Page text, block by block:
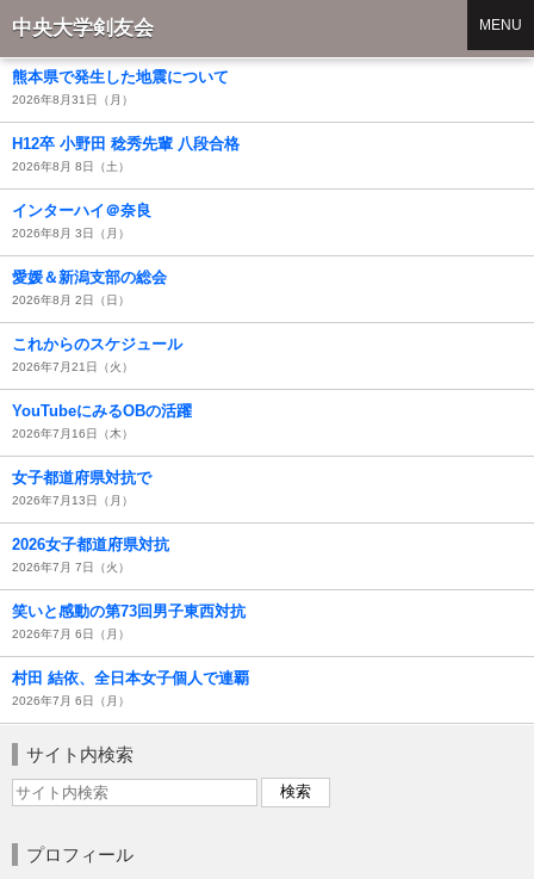
中央大学剣友会 MENU
熊本県で発生した地震について
2026年8月31日（月）
H12卒 小野田 稔秀先輩 八段合格
2026年8月 8日（土）
インターハイ＠奈良
2026年8月 3日（月）
愛媛＆新潟支部の総会
2026年8月 2日（日）
これからのスケジュール
2026年7月21日（火）
YouTubeにみるOBの活躍
2026年7月16日（木）
女子都道府県対抗で
2026年7月13日（月）
2026女子都道府県対抗
2026年7月 7日（火）
笑いと感動の第73回男子東西対抗
2026年7月 6日（月）
村田 結依、全日本女子個人で連覇
2026年7月 6日（月）
サイト内検索
プロフィール